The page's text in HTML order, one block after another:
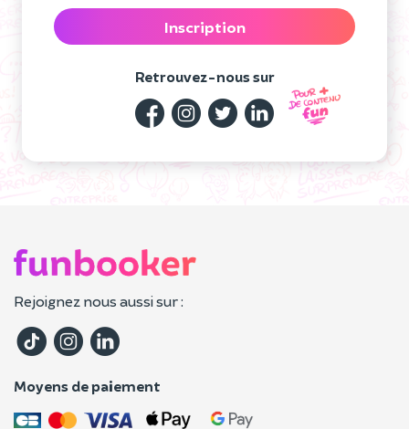
Inscription
Retrouvez-nous sur
Rejoignez nous aussi sur :
Moyens de paiement